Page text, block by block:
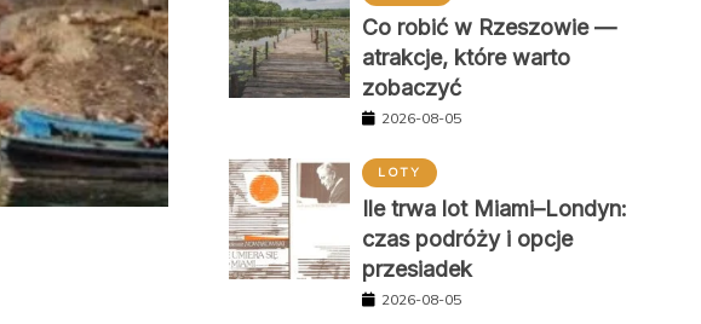
Co robić w Rzeszowie —
atrakcje, które warto
zobaczyć
2026-08-05
LOTY
Ile trwa lot Miami–Londyn:
czas podróży i opcje
przesiadek
2026-08-05